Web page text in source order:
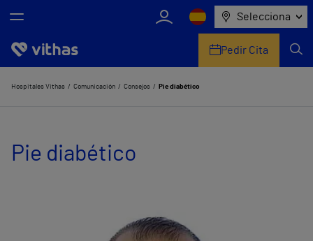
Selecciona
Nosotros
Servicios de salud
Pedir Cita
Hospitales Vithas Comunicación Consejos Pie diabético
Pie diabético